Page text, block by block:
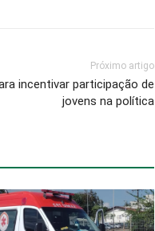
Próximo artigo
incentivar participação de
jovens na política